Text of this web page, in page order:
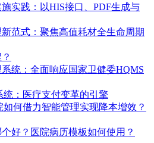
实践：以HIS接口、PDF生成与
范式：聚焦高值耗材全生命周期
统：全面响应国家卫健委HQMS
统：医疗支付变革的引擎
何借力智能管理实现降本增效？
好？医院病历模板如何使用？